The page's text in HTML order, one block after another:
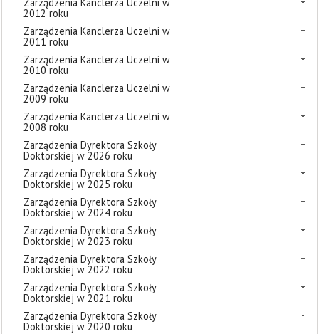
2012 roku
Zarządzenia Kanclerza Uczelni w
2011 roku
Zarządzenia Kanclerza Uczelni w
2010 roku
Zarządzenia Kanclerza Uczelni w
2009 roku
Zarządzenia Kanclerza Uczelni w
2008 roku
Zarządzenia Dyrektora Szkoły
Doktorskiej w 2026 roku
Zarządzenia Dyrektora Szkoły
Doktorskiej w 2025 roku
Zarządzenia Dyrektora Szkoły
Doktorskiej w 2024 roku
Zarządzenia Dyrektora Szkoły
Doktorskiej w 2023 roku
Zarządzenia Dyrektora Szkoły
Doktorskiej w 2022 roku
Zarządzenia Dyrektora Szkoły
Doktorskiej w 2021 roku
Zarządzenia Dyrektora Szkoły
Doktorskiej w 2020 roku